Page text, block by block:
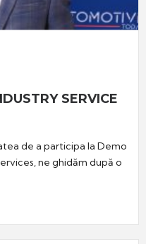
SERVICE
de a participa la Demo
ne ghidăm după o